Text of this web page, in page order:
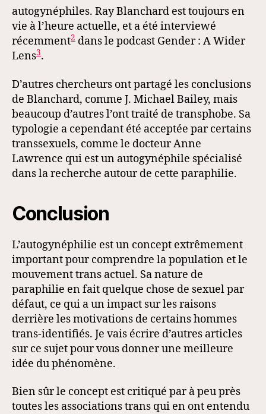
autogynéphiles. Ray Blanchard est toujours en
vie à l’heure actuelle, et a été interviewé
récemment2 dans le podcast Gender : A Wider
Lens3.
D’autres chercheurs ont partagé les conclusions
de Blanchard, comme J. Michael Bailey, mais
beaucoup d’autres l’ont traité de transphobe. Sa
typologie a cependant été acceptée par certains
transsexuels, comme le docteur Anne
Lawrence qui est un autogynéphile spécialisé
dans la recherche autour de cette paraphilie.
Conclusion
L’autogynéphilie est un concept extrêmement
important pour comprendre la population et le
mouvement trans actuel. Sa nature de
paraphilie en fait quelque chose de sexuel par
défaut, ce qui a un impact sur les raisons
derrière les motivations de certains hommes
trans-identifiés. Je vais écrire d’autres articles
sur ce sujet pour vous donner une meilleure
idée du phénomène.
Bien sûr le concept est critiqué par à peu près
toutes les associations trans qui en ont entendu